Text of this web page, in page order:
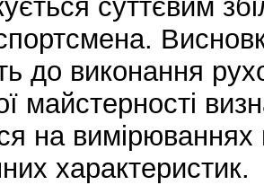
суттєвим
до виконання
майстерності
на
характеристик.